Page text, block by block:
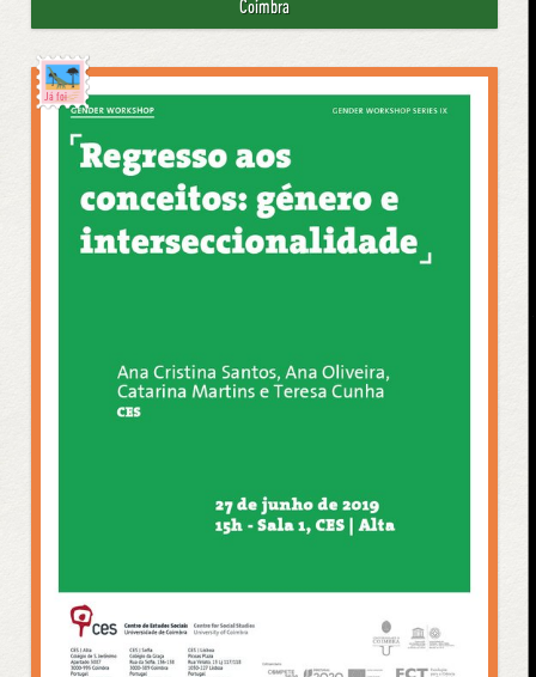
Coimbra
Já foi